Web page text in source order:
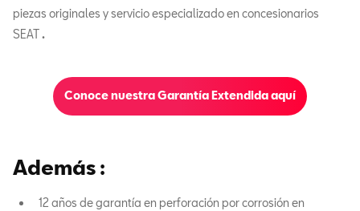
piezas originales y servicio especializado en concesionarios
SEAT.
Conoce nuestra Garantía Extendida aquí
Además :
12 años de garantía en perforación por corrosión en